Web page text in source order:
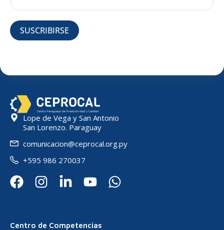
SUSCRIBIRSE
Lope de Vega y San Antonio
San Lorenzo. Paraguay
comunicacion@ceprocal.org.py
+595 986 270037
Centro de Competencias